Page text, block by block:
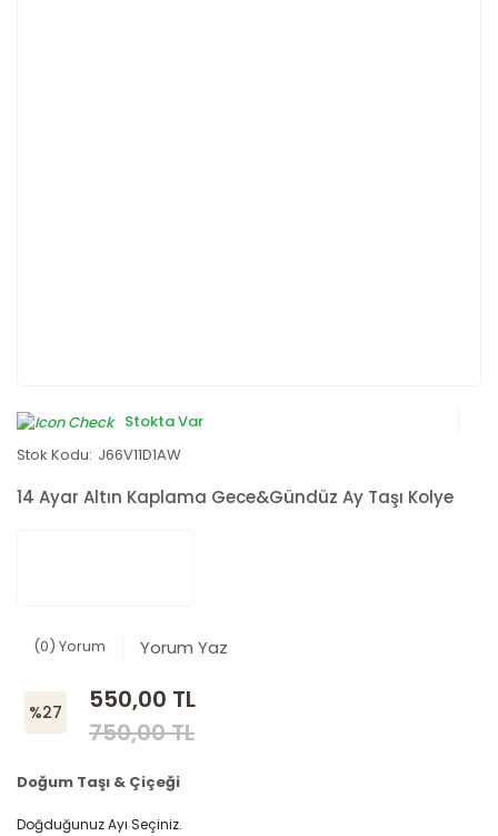
Stokta Var
Stok Kodu: J66V11D1AW
14 Ayar Altın Kaplama Gece&Gündüz Ay Taşı Kolye
(0) Yorum Yorum Yaz
%27
550,00 TL
750,00 TL
Doğum Taşı & Çiçeği
Doğduğunuz Ayı Seçiniz.